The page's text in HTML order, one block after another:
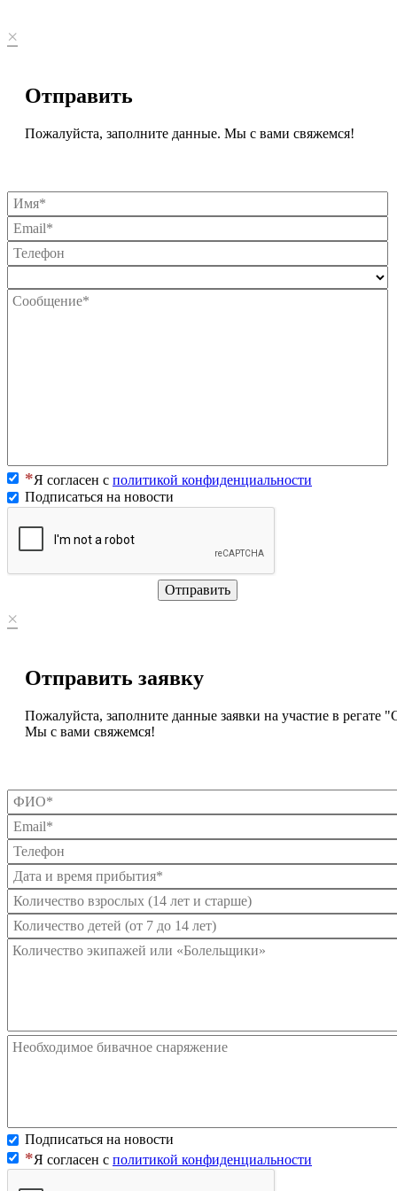
×
Отправить
Пожалуйста, заполните данные. Мы с вами свяжемся!
Я согласен с политикой конфиденциальности
Подписаться на новости
Отправить
×
Отправить заявку
Пожалуйста, заполните данные заявки на участие в регате
Мы с вами свяжемся!
Подписаться на новости
Я согласен с политикой конфиденциальности